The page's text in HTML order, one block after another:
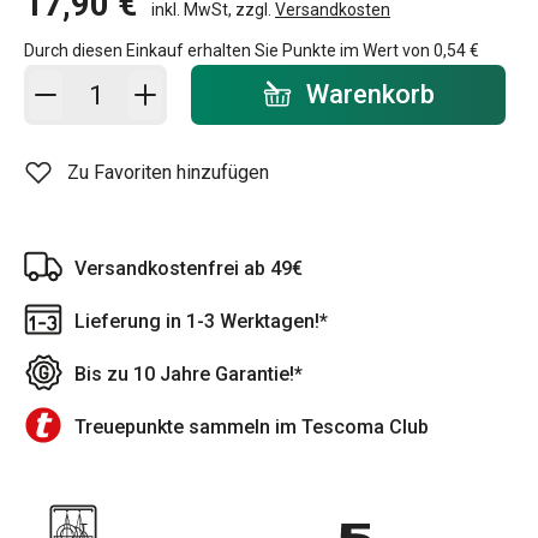
inkl. MwSt, zzgl. Versandkosten
Durch diesen Einkauf erhalten Sie Punkte im Wert von 0,54 €
In den Warenkorb - Menge Warenkorb
Zu Favoriten hinzufügen
Versandkostenfrei ab 49€
Lieferung in 1-3 Werktagen!*
Bis zu 10 Jahre Garantie!*
Treuepunkte sammeln im Tescoma Club